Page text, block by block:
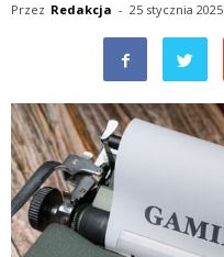
Przez Redakcja - 25 stycznia 2025